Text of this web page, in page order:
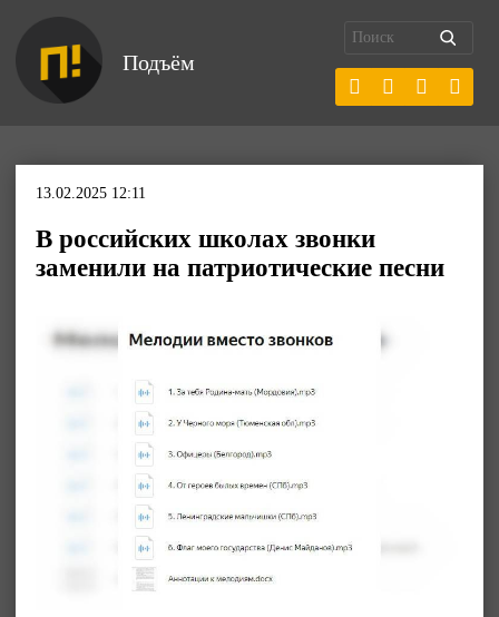
Подъём
13.02.2025 12:11
В российских школах звонки
заменили на патриотические песни